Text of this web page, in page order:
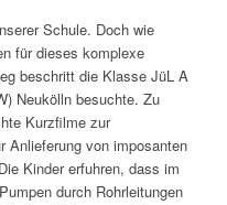
Schule. Doch wie
für dieses komplexe
beschritt die Klasse JüL A
Neukölln besuchte. Zu
Kurzfilme zur
Anlieferung von imposanten
Kinder erfuhren, dass im
durch Rohrleitungen